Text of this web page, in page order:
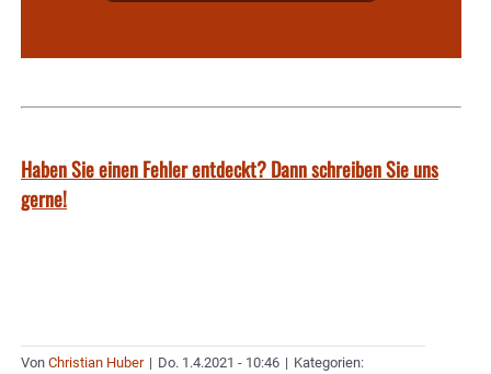
Haben Sie einen Fehler entdeckt? Dann schreiben Sie uns
gerne!
Von Christian Huber | Do. 1.4.2021 - 10:46 | Kategorien: